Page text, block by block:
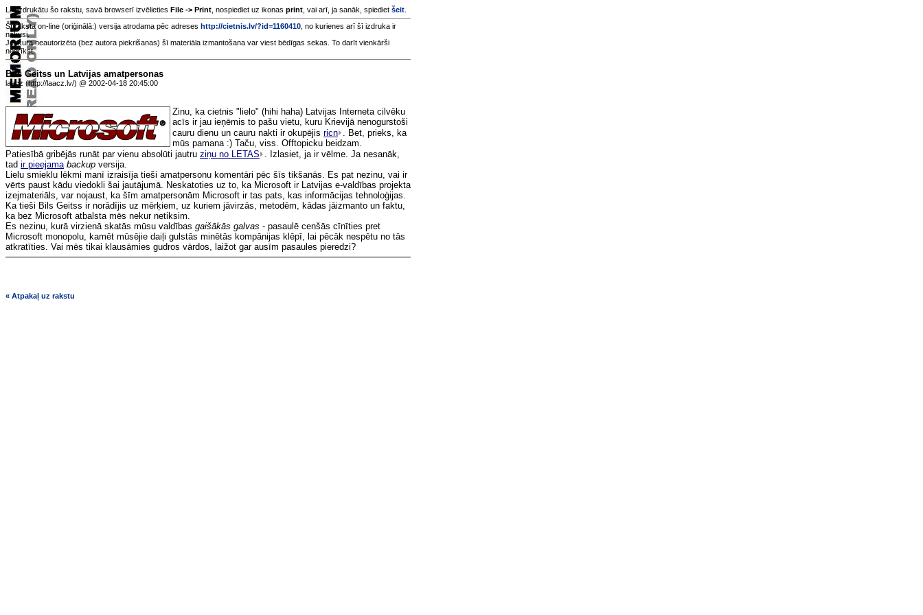
Lai izdrukātu šo rakstu, savā browserī izvēlieties File -> Print , nospiediet uz ikonas print , vai arī, ja sanāk, spiediet šeit
Šī raksta on-line (oriģinālā:) versija atrodama pēc adreses http://cietnis.lv/?id=1160410 , no kurienes arī šī izdruka ir
nākusi.
Jebkura neautorizēta (bez autora piekrišanas) šī materiāla izmantošana var viest bēdīgas sekas. To darīt vienkārši
nedrīkst.
Bils Geitss un Latvijas amatpersonas
laacz (http://laacz.lv/) @ 2002-04-18 20:45:00
Zinu, ka cietnis "lielo" (hihi haha) Latvijas Interneta cilvēku
acīs ir jau ieņēmis to pašu vietu, kuru Krievijā nenogurstoši
cauru dienu un cauru nakti ir okupējis ricn . Bet, prieks, ka
mūs pamana :) Taču, viss. Offtopicku beidzam.
Patiesībā gribējās runāt par vienu absolūti jautru ziņu no LETAS . Izlasiet, ja ir vēlme. Ja nesanāk,
tad ir pieejama backup versija.
Lielu smieklu lēkmi manī izraisīja tieši amatpersonu komentāri pēc šīs tikšanās. Es pat nezinu, vai ir
vērts paust kādu viedokli šai jautājumā. Neskatoties uz to, ka Microsoft ir Latvijas e-valdības projekta
izejmateriāls, var nojaust, ka šīm amatpersonām Microsoft ir tas pats, kas informācijas tehnoloģijas.
Ka tieši Bils Geitss ir norādījis uz mērķiem, uz kuriem jāvirzās, metodēm, kādas jāizmanto un faktu,
ka bez Microsoft atbalsta mēs nekur netiksim.
Es nezinu, kurā virzienā skatās mūsu valdības gaišākās galvas - pasaulē cenšās cīnīties pret
Microsoft monopolu, kamēt mūsējie daiļi gulstās minētās kompānijas klēpī, lai pēcāk nespētu no tās
atkratīties. Vai mēs tikai klausāmies gudros vārdos, laižot gar ausīm pasaules pieredzi?
« Atpakaļ uz rakstu